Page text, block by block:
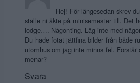
Hej! För längesedan skrev
ställe ni åkte på minisemester till. Det
lodge…. Någonting. Låg inte med
Du hade fotat jättfina bilder från både
utomhus om jag inte minns fel. Förstår
menar?
Svara